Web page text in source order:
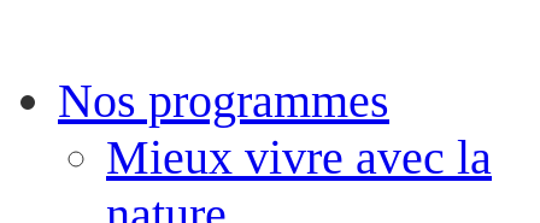
Nos programmes
Mieux vivre avec la